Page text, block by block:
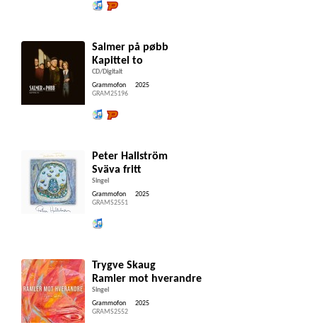
Lytt og kjøp iTunes
Salmer på pøbb
Kapittel to
CD/Digitalt
Grammofon
GRAM25196
2025
Lytt og kjøp iTunes
Peter Hallström
Sväva fritt
Singel
Grammofon
GRAMS2551
2025
Trygve Skaug
Ramler mot hverandre
Singel
Grammofon
GRAMS2552
2025